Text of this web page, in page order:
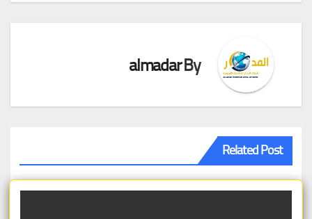
By
almadar
Related Post